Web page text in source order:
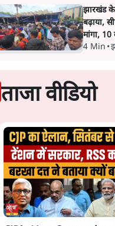
झारखंड के
बढ़ाया,
मांगा, 10
4 Min •
ताजा वीडियो